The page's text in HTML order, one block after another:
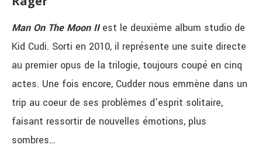
Man On The Moon IIest le deuxième album studio de
Kid Cudi. Sorti en 2010, il représente une suite directe
au premier opus de la trilogie, toujours coupé en cinq
actes. Une fois encore, Cudder nous emmène dans un
trip au coeur de ses problèmes d’esprit solitaire,
faisant ressortir de nouvelles émotions, plus
sombres…